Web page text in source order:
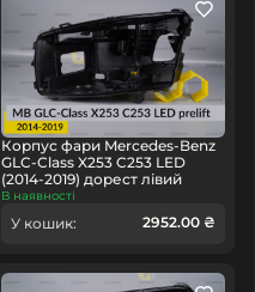
Корпус фари Mercedes-Benz
GLC-Class X253 C253 LED
(2014-2019) дорест лівий
В наявності
У кошик: 2952.00 ₴